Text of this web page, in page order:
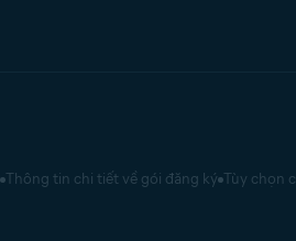
Thông tin chi tiết về gói đăng ký Tùy chọn